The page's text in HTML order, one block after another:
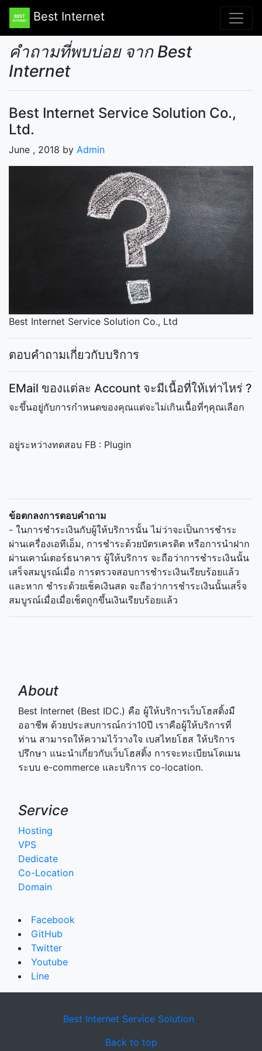
Best Internet
คำถามที่พบบ่อย จาก Best
Internet
Best Internet Service Solution Co.,
Ltd.
June , 2018 by Admin
Best Internet Service Solution Co., Ltd
ตอบคำถามเกี่ยวกับบริการ
EMail ของแต่ละ Account จะมีเนื้อที่ให้เท่าไหร่ ?
จะขึ้นอยู่กับการกำหนดของคุณแต่จะไม่เกินเนื้อที่ๆคุณเลือก
อยู่ระหว่างทดสอบ FB : Plugin
ข้อตกลงการตอบคำถาม
- ในการชำระเงินกับผู้ให้บริการนั้น ไม่ว่าจะเป็นการชำระ
ผ่านเครื่องเอทีเอ็ม, การชำระด้วยบัตรเครดิต หรือการนำฝาก
ผ่านเคาน์เตอร์ธนาคาร ผู้ให้บริการ จะถือว่าการชำระเงินนั้น
เสร็จสมบูรณ์เมื่อ การตรวจสอบการชำระเงินเรียบร้อยแล้ว
และหาก ชำระด้วยเช็คเงินสด จะถือว่าการชำระเงินนั้นเสร็จ
สมบูรณ์เมื่อเมื่อเช็ดถูกขึ้นเงินเรียบร้อยแล้ว
About
Best Internet (Best IDC.) คือ ผู้ให้บริการเว็บโฮสติ้งมื
ออาชีพ ด้วยประสบการณ์กว่า10ปี เราคือผู้ให้บริการที่
ท่าน สามารถให้ความไว้วางใจ เบสไทยโฮส ให้บริการ
ปรึกษา แนะนำเกี่ยวกับเว็บโฮสติ้ง การจะทะเบียนโดเมน
ระบบ e-commerce และบริการ co-location.
Service
Hosting
VPS
Dedicate
Co-Location
Domain
Facebook
GitHub
Twitter
Youtube
Line
Best Internet Service Solution
Back to top